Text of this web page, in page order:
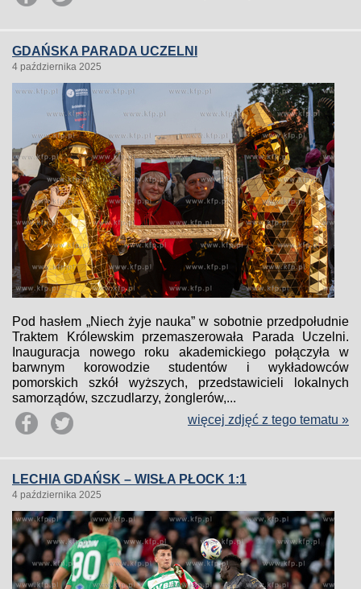
GDAŃSKA PARADA UCZELNI
4 października 2025
Pod hasłem „Niech żyje nauka” w sobotnie przedpołudnie
Traktem Królewskim przemaszerowała Parada Uczelni.
Inauguracja nowego roku akademickiego połączyła w
barwnym korowodzie studentów i wykładowców
pomorskich szkół wyższych, przedstawicieli lokalnych
samorządów, szczudlarzy, żonglerów,...
więcej zdjęć z tego tematu »
LECHIA GDAŃSK – WISŁA PŁOCK 1:1
4 października 2025